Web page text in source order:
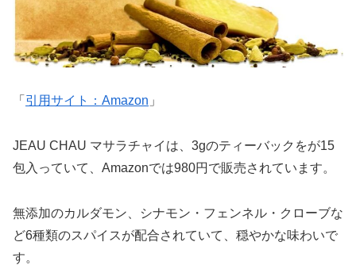
「 引用サイト：Amazon 」
JEAU CHAU マサラチャイは、3gのティーバックをが15
包入っていて、Amazonでは980円で販売されています。
無添加のカルダモン、シナモン・フェンネル・クローブな
ど6種類のスパイスが配合されていて、穏やかな味わいで
す。